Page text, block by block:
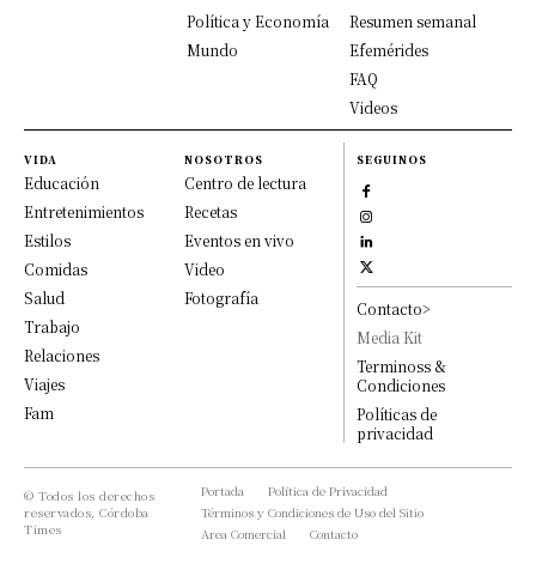
Política y Economía
Mundo
Resumen semanal
Efemérides
FAQ
Videos
VIDA
Educación
Entretenimientos
Estilos
Comidas
Salud
Trabajo
Relaciones
Viajes
Fam
NOSOTROS
Centro de lectura
Recetas
Eventos en vivo
Video
Fotografía
SEGUINOS
Contacto>
Media Kit
Terminoss &
Condiciones
Políticas de
privacidad
© Todos los derechos
reservados, Córdoba
Times
Portada
Política de Privacidad
Términos y Condiciones de Uso del Sitio
Area Comercial
Contacto